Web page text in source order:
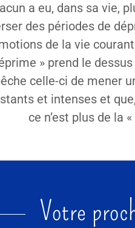
a eu, dans sa vie,
des périodes de
de la vie
» prend le
celle-ci de mener
et intenses et
ce n’est plus de la
Votre